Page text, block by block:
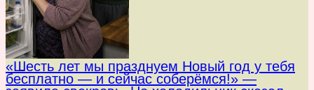
«Шесть лет мы празднуем Новый год у тебя
бесплатно — и сейчас соберёмся!» —